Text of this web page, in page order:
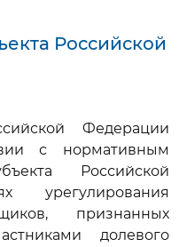
Российской
Федерации
с нормативным
Российской
признанных
долевого